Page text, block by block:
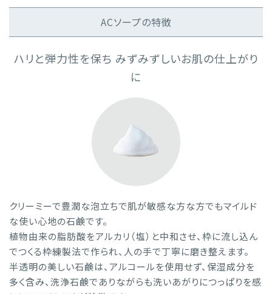
ACソープの特徴
ハリと弾力性を保ち みずみずしいお肌の仕上がり
に
クリーミーで豊潤な泡立ちで肌が敏感な方な方でもマイルド
な使い心地の石鹸です。
植物由来の脂肪酸をアルカリ（塩）と中和させ、枠に流し込ん
でつくる枠練製法で作られ、人の手で丁寧に磨き整えます。
半透明の美しい石鹸は、アルコールを使用せず、保湿成分を
多く含み、洗浄石鹸でありながらも洗いあがりにつっぱりを感